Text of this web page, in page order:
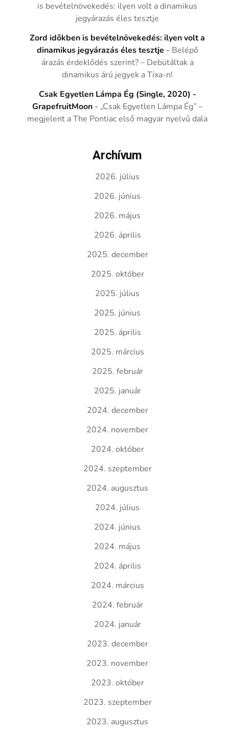
is bevételnövekedés: ilyen volt a dinamikus
jegyárazás éles tesztje
Zord időkben is bevételnövekedés: ilyen volt a
dinamikus jegyárazás éles tesztje - Belépő
árazás érdeklődés szerint? – Debütáltak a
dinamikus árú jegyek a Tixa-n!
Csak Egyetlen Lámpa Ég (Single, 2020) -
GrapefruitMoon - „Csak Egyetlen Lámpa Ég” –
megjelent a The Pontiac első magyar nyelvű dala
Archívum
2026. július
2026. június
2026. május
2026. április
2025. december
2025. október
2025. július
2025. június
2025. április
2025. március
2025. február
2025. január
2024. december
2024. november
2024. október
2024. szeptember
2024. augusztus
2024. július
2024. június
2024. május
2024. április
2024. március
2024. február
2024. január
2023. december
2023. november
2023. október
2023. szeptember
2023. augusztus